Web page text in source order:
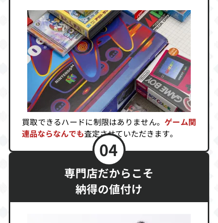
5,300 5,000 5,000
うおーず
買取価格
5,000
ポケットモンス
ター クリスタル
買取価格
5,000
サムライキッド
買取価格
5,000
ポケモンカード
GB2 GR団参上
買取価格
5,000
ロボコップ2
買取価格
5,000
ベリウス2 復讐
の邪神
買取価格
5,000
くん
キョロちゃんラ
ンド
買取できるハードに制限はありません。ゲーム関
連品ならなんでも査定させていただきます。
04
専門店だからこそ
納得の値付け